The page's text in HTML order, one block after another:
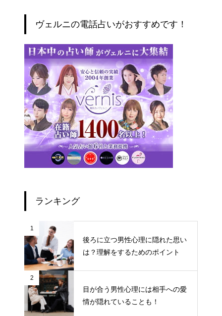
ヴェルニの電話占いがおすすめです！
ランキング
1
後ろに立つ男性心理に隠れた思い
は？理解をするためのポイント
2
目が合う男性心理には相手への愛
情が隠れていることも！